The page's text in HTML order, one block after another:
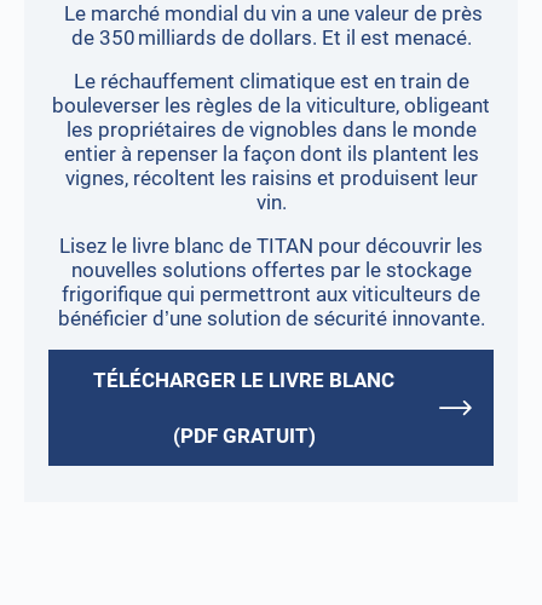
Le marché mondial du vin a une valeur de près
de 350 milliards de dollars. Et il est menacé.
Le réchauffement climatique est en train de
bouleverser les règles de la viticulture, obligeant
les propriétaires de vignobles dans le monde
entier à repenser la façon dont ils plantent les
vignes, récoltent les raisins et produisent leur
vin.
Lisez le livre blanc de TITAN pour découvrir les
nouvelles solutions offertes par le stockage
frigorifique qui permettront aux viticulteurs de
bénéficier d’une solution de sécurité innovante.
TÉLÉCHARGER LE LIVRE BLANC
(PDF GRATUIT)